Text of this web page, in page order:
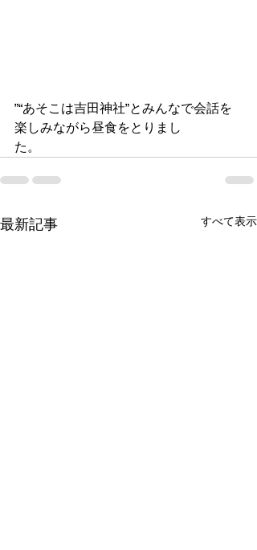
”“あそこは吉田神社”とみんなで会話を
楽しみながら昼食をとりまし
た。
最新記事 すべて表示